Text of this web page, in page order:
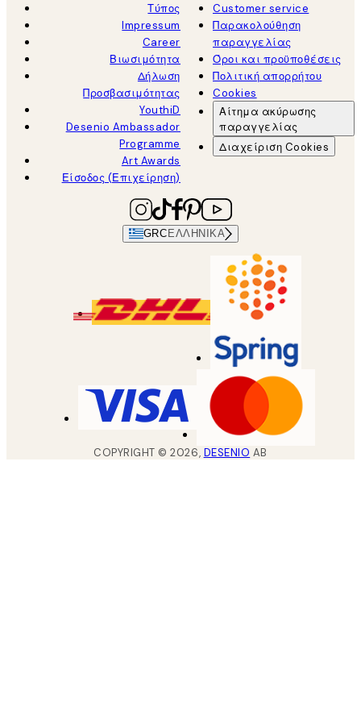
Τύπος
Impressum
Career
Βιωσιμότητα
Δήλωση
Προσβασιμότητας
YouthiD
Desenio Ambassador
Programme
Art Awards
Είσοδος (Επιχείρηση)
Customer service
Παρακολούθηση
παραγγελίας
Όροι και προϋποθέσεις
Πολιτική απορρήτου
Cookies
Αίτημα ακύρωσης
παραγγελίας
Διαχείριση Cookies
GRC ΕΛΛΗΝΙΚΆ
COPYRIGHT ©2026, DESENIO AB